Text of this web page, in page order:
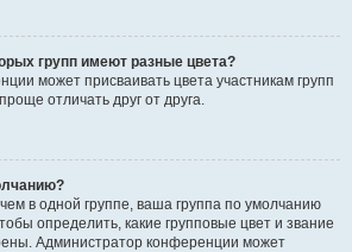
групп имеют разные цвета?
может присваивать цвета участникам групп
отличать друг от друга.
в одной группе, ваша группа по умолчанию
определить, какие групповые цвет и звание
Администратор конференции может